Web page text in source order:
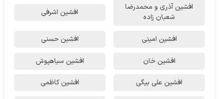
افشین آذری و محمدرضا
شعبان زاده
افشین اشرفی
افشین امینی افشین حسنی
افشین خان افشین سیاهپوش
افشین علی بیگی افشین کاظمی